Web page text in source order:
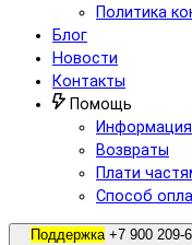
Политика
Блог
Новости
Контакты
Помощь
Возвраты
Плати
Способ
Поддержка